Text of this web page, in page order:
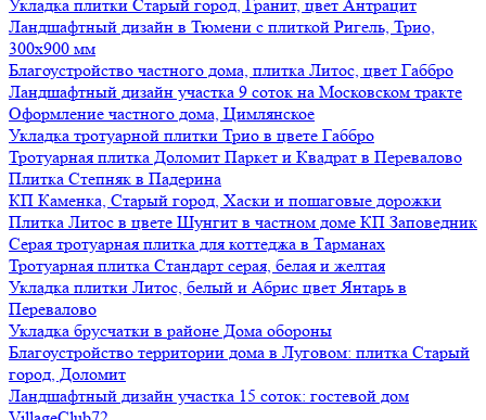
Укладка плитки Старый город, Гранит, цвет Антрацит
Ландшафтный дизайн в Тюмени с плиткой Ригель, Трио,
300х900 мм
Благоустройство частного дома, плитка Литос, цвет Габбро
Ландшафтный дизайн участка 9 соток на Московском тракте
Оформление частного дома, Цимлянское
Укладка тротуарной плитки Трио в цвете Габбро
Тротуарная плитка Доломит Паркет и Квадрат в Перевалово
Плитка Степняк в Падерина
КП Каменка, Старый город, Хаски и пошаговые дорожки
Плитка Литос в цвете Шунгит в частном доме КП Заповедник
Серая тротуарная плитка для коттеджа в Тарманах
Тротуарная плитка Стандарт серая, белая и желтая
Укладка плитки Литос, белый и Абрис цвет Янтарь в
Перевалово
Укладка брусчатки в районе Дома обороны
Благоустройство территории дома в Луговом: плитка Старый
город, Доломит
Ландшафтный дизайн участка 15 соток: гостевой дом